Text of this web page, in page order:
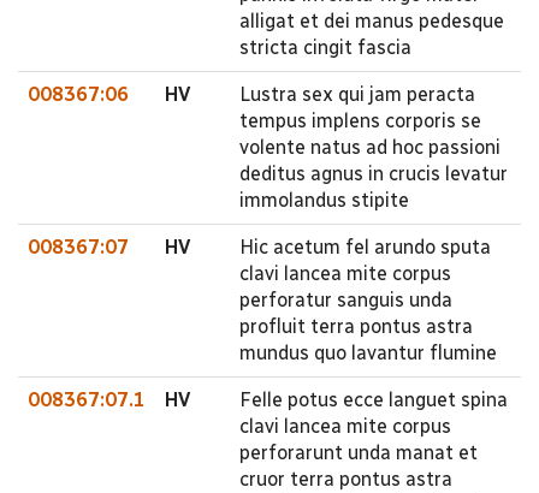
alligat et dei manus pedesque
stricta cingit fascia
008367:06 HV
Lustra sex qui jam peracta
tempus implens corporis se
volente natus ad hoc passioni
deditus agnus in crucis levatur
immolandus stipite
008367:07 HV
Hic acetum fel arundo sputa
clavi lancea mite corpus
perforatur sanguis unda
profluit terra pontus astra
mundus quo lavantur flumine
008367:07.1 HV
Felle potus ecce languet spina
clavi lancea mite corpus
perforarunt unda manat et
cruor terra pontus astra